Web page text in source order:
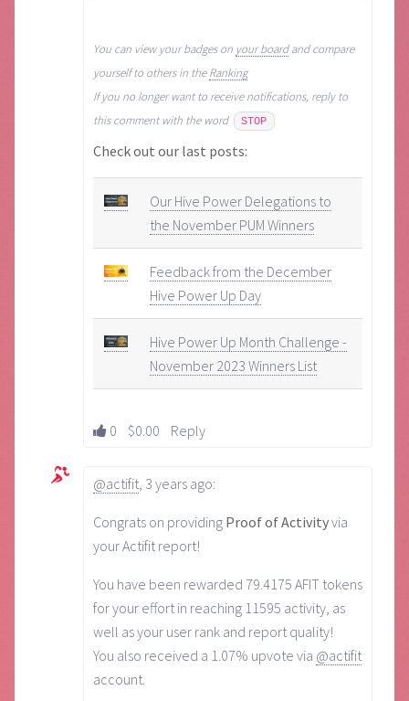
You can view your badges on your boardand compare
yourself to others in theRanking
If you no longer want to receive notifications, reply to
this comment with the word
STOP
Check out our last posts:
Our Hive Power Delegations to
the November PUM Winners
Feedback from the December
Hive Power Up Day
Hive Power Up Month Challenge -
November 2023 Winners List
0 $0.00 Reply
@actifit, 3 years ago:
Congrats on providing Proof of Activityvia
your Actifit report!
You have been rewarded 79.4175 AFIT tokens
for your effort in reaching 11595 activity, as
well as your user rank and report quality!
You also received a 1.07% upvote via @actifit
account.